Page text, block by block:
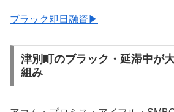
ブラック即日融資▶
津別町のブラック・延滞中が
組み